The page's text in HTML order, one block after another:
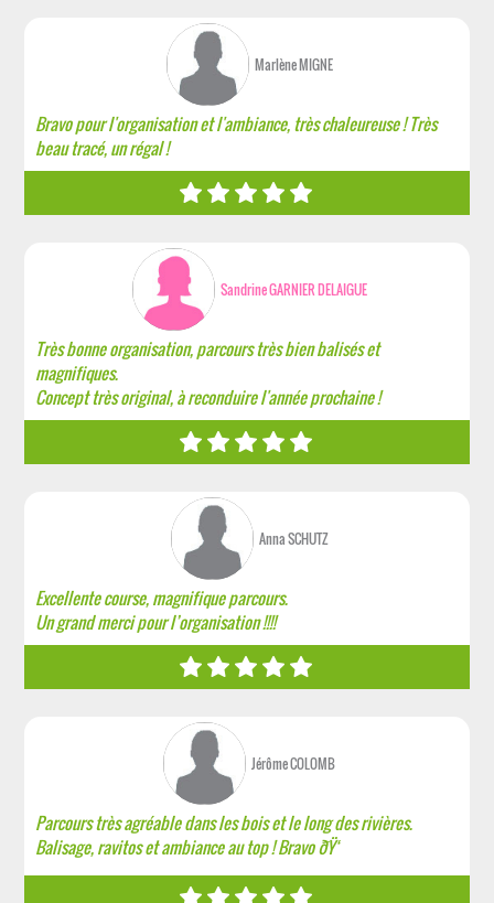
Marlène MIGNE
Bravo pour l'organisation et l'ambiance, très chaleureuse ! Très
beau tracé, un régal !
Sandrine GARNIER DELAIGUE
Très bonne organisation, parcours très bien balisés et
magnifiques.
Concept très original, à reconduire l'année prochaine !
Anna SCHUTZ
Excellente course, magnifique parcours.
Un grand merci pour l’organisation !!!!
Jérôme COLOMB
Parcours très agréable dans les bois et le long des rivières.
Balisage, ravitos et ambiance au top ! Bravo ðŸ‘